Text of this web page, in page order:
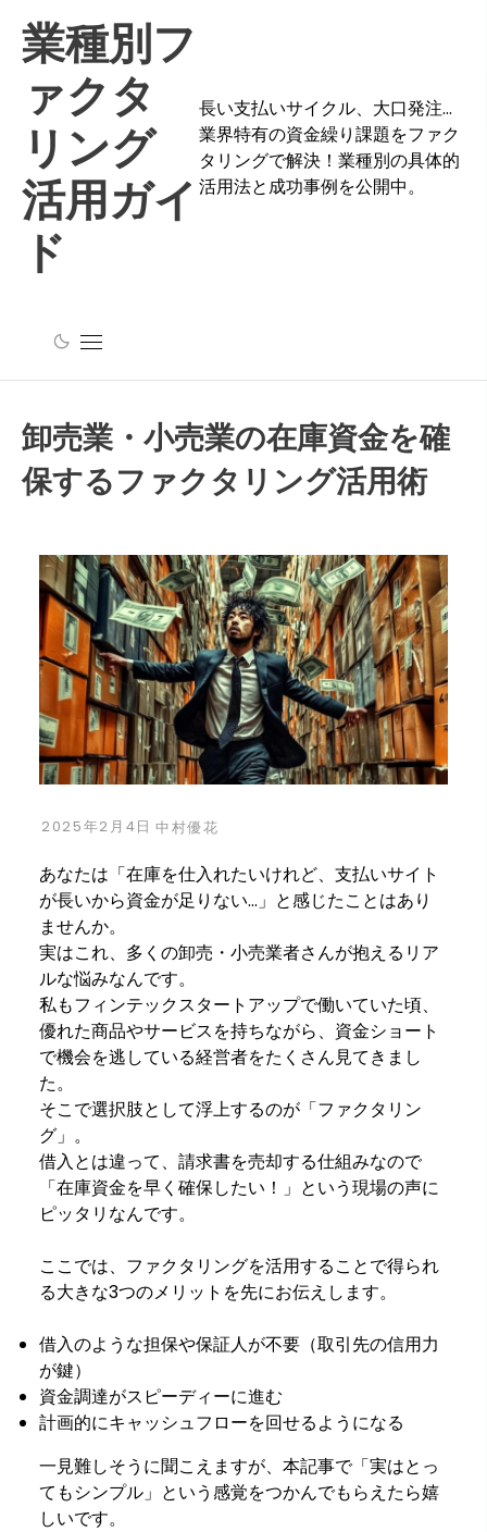
content
業種別フ
ァクタ
リング
活用ガイ
ド
長い支払いサイクル、大口発注…
業界特有の資金繰り課題をファク
タリングで解決！業種別の具体的
活用法と成功事例を公開中。
卸売業・小売業の在庫資金を確
保するファクタリング活用術
2025年2月4日 中村優花
あなたは「在庫を仕入れたいけれど、支払いサイト
が長いから資金が足りない…」と感じたことはあり
ませんか。
実はこれ、多くの卸売・小売業者さんが抱えるリア
ルな悩みなんです。
私もフィンテックスタートアップで働いていた頃、
優れた商品やサービスを持ちながら、資金ショート
で機会を逃している経営者をたくさん見てきまし
た。
そこで選択肢として浮上するのが「ファクタリン
グ」。
借入とは違って、請求書を売却する仕組みなので
「在庫資金を早く確保したい！」という現場の声に
ピッタリなんです。
ここでは、ファクタリングを活用することで得られ
る大きな3つのメリットを先にお伝えします。
借入のような担保や保証人が不要（取引先の信用力
が鍵）
資金調達がスピーディーに進む
計画的にキャッシュフローを回せるようになる
一見難しそうに聞こえますが、本記事で「実はとっ
てもシンプル」という感覚をつかんでもらえたら嬉
しいです。